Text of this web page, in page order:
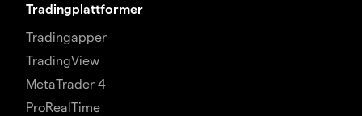
Tradingplattformer
Tradingapper
TradingView
MetaTrader 4
ProRealTime